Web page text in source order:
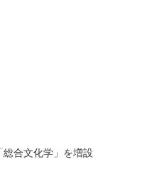
合文化学」を増設